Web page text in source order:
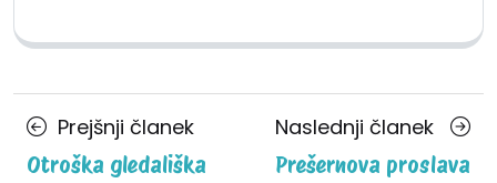
Posts
navigation
Prejšnji članekPrejšnji
članek
Otroška gledališka
Naslednji članek
Prešernova proslava